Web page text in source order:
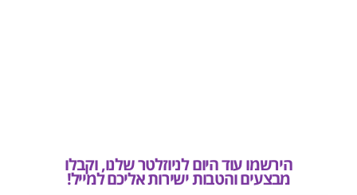
הירשמו עוד היום לניוזלטר שלנו, וקבלו
מבצעים והטבות ישירות אליכם למייל!